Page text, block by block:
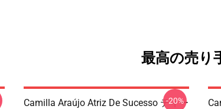
最高の売り
Camilla Araújo Atriz De Sucesso ティー
-20%